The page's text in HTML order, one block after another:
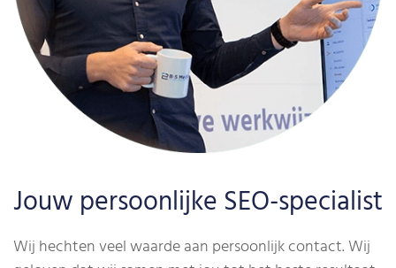
Jouw persoonlijke SEO-specialist
Wij hechten veel waarde aan persoonlijk contact. Wij